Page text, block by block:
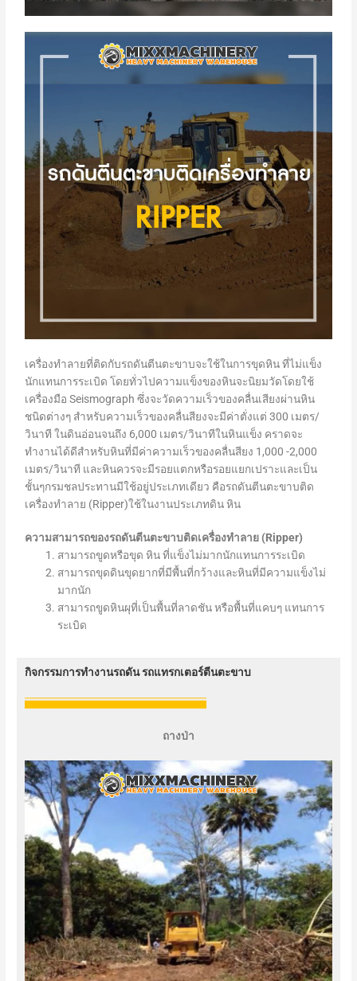
เครื่องทำลายที่ติดกับรถดันตีนตะขาบจะใช้ในการขุดหิน ที่ไม่แข็ง
นักแทนการระเบิด โดยทั่วไปความแข็งของหินจะนิยมวัดโดยใช้
เครื่องมือ Seismograph ซึ่งจะวัดความเร็วของคลื่นเสียงผ่านหิน
ชนิดต่างๆ สำหรับความเร็วของคลื่นสียงจะมีค่าตั่งแต่ 300 เมตร/
วินาที ในดินอ่อนจนถึง 6,000 เมตร/วินาทีในหินแข็ง คราดจะ
ทำงานได้ดีสำหรับหินที่มีค่าความเร็วของคลื่นสียง 1,000 -2,000
เมตร/วินาที และหินควรจะมีรอยแตกหรือรอยแยกเปราะและเป็น
ชั้นๆกรมชลประทานมีใช้อยู่ประเภทเดียว คือรถดันตีนตะขาบติด
เครื่องทำลาย (Ripper)ใช้ในงานประเภทดิน หิน
ความสามารถของรถดันตีนตะขาบติดเครื่องทำลาย (Ripper)
สามารถขูดหรือขุด หิน ที่แข็งไม่มากนักแทนการระเบิด
สามารถขุดดินขุดยากที่มีพื้นที่กว้างและหินที่มีความแข็งไม่
มากนัก
สามารถขูดหินผุที่เป็นพื้นที่ลาดชัน หรือพื้นที่แคบๆ แทนการ
ระเบิด
กิจกรรมการทำงานรถดัน รถแทรกเตอร์ตีนตะขาบ
ถางป่า